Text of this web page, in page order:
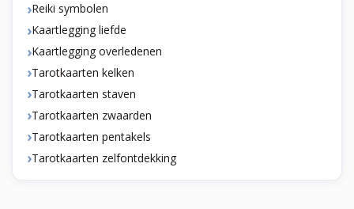
Reiki symbolen
Kaartlegging liefde
Kaartlegging overledenen
Tarotkaarten kelken
Tarotkaarten staven
Tarotkaarten zwaarden
Tarotkaarten pentakels
Tarotkaarten zelfontdekking